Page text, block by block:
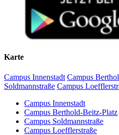
Karte
Campus Innenstadt Campus
Soldmannstraße Campus
Campus Innenstadt
Campus Berthold-Beitz-Platz
Campus Soldmannstraße
Campus Loefflerstraße